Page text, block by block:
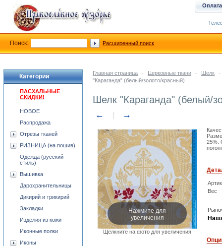
Главная страница - Церковные ткани - Шелк
-
"Караганда" (белый/золото/красный)
Шелк "Караганда" (белый/
← →
Нажмите для
увеличения
Щёлкните на фото для увеличения
25%.
Вес
Категории
ПАСХАЛЬНЫЕ
СКИДКИ!
НОВОЕ
Распродажа
Отрезы тканей
РИЗНИЦА (на пошив)
Одежда (русский
стиль)
Вышивка
Дарохранительницы
Дикирий и трикирий
Закладки
Изделия из кожи
Иконные полки
Иконы
Оплата
Поиск: Расширенный поиск